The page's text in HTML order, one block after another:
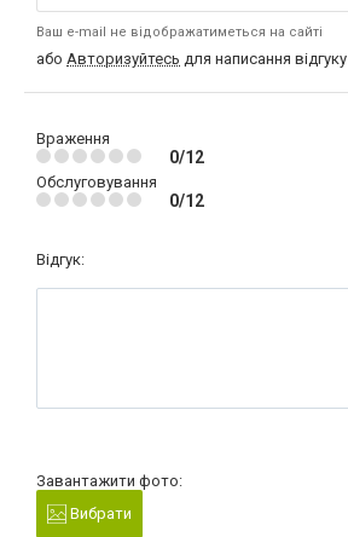
Ваш e-mail не відображатиметься на сайті
або Авторизуйтесь для написання відгуку
Враження
0/12
Обслуговування
0/12
Відгук:
Завантажити фото:
Вибрати